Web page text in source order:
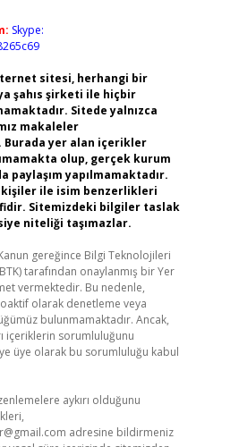
Skype:
sitesi, herhangi bir
şahıs şirketi ile hiçbir
Sitede yalnızca
makaleler
Burada yer alan içerikler
olup, gerçek kurum
paylaşım yapılmamaktadır.
kişiler ile isim benzerlikleri
Sitemizdeki bilgiler taslak
niteliği taşımazlar.
Kanun gereğince Bilgi Teknolojileri
tarafından onaylanmış bir Yer
vermektedir. Bu nedenle,
olarak denetleme veya
bulunmamaktadır. Ancak,
içeriklerin sorumluluğunu
üye olarak bu sorumluluğu kabul
aykırı olduğunu
adresine bildirmeniz